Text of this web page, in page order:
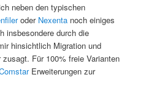
neben den typischen
oder Nexenta noch einiges
insbesondere durch die
hinsichtlich Migration und
Für 100% freie Varianten
Erweiterungen zur